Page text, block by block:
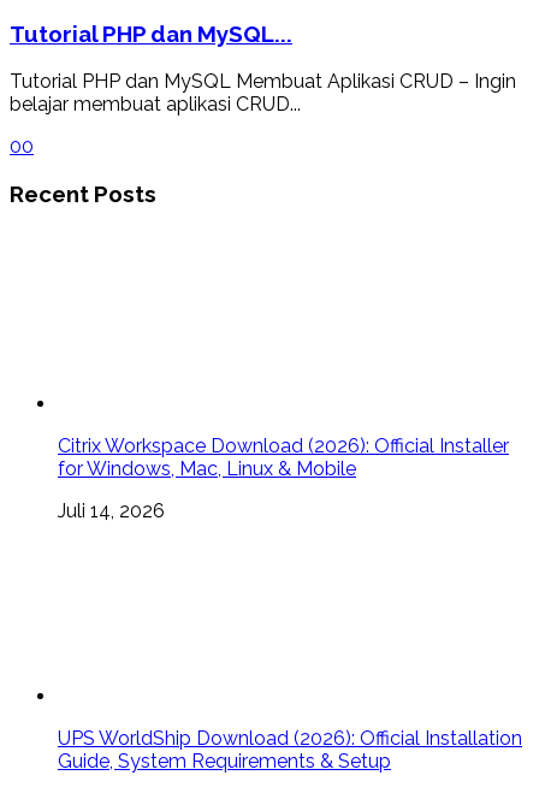
Tutorial PHP dan MySQL...
Tutorial PHP dan MySQL Membuat Aplikasi CRUD – Ingin
belajar membuat aplikasi CRUD...
00
Recent Posts
Citrix Workspace Download (2026): Official Installer
for Windows, Mac, Linux & Mobile
Juli 14, 2026
UPS WorldShip Download (2026): Official Installation
Guide, System Requirements & Setup